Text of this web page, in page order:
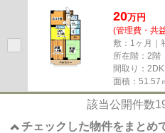
でお仕事が遅くなって安心で...
20万円
(管理費・共
敷：1ヶ月｜
所在階：2階
間取り：
面積：51.57
該当公開件数
チェックした物件をまとめ